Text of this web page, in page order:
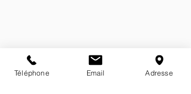
Téléphone Email Adresse